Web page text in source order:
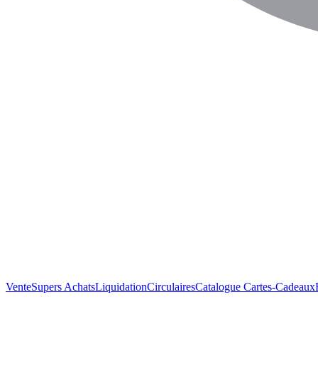
VenteSupers AchatsLiquidationCirculairesCatalogue Cartes-Cadeaux